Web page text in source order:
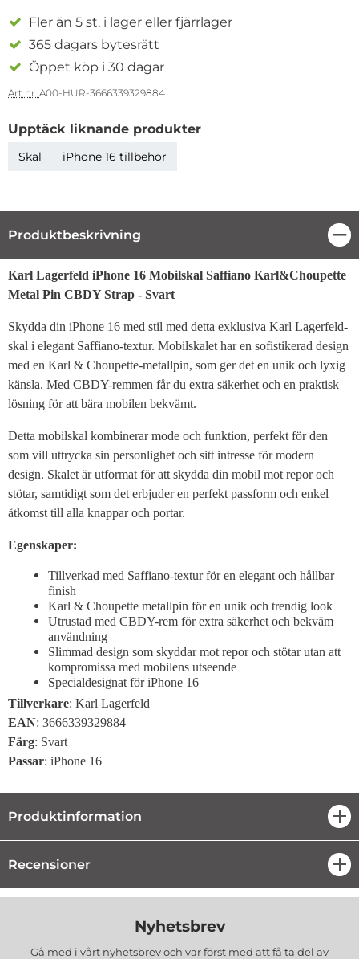
Fler än 5 st. i lager eller fjärrlager
365 dagars bytesrätt
Öppet köp i 30 dagar
Art nr: A00-HUR-3666339329884
Upptäck liknande produkter
Skal iPhone 16 tillbehör
Produktbeskrivning
Produktbeskrivning
Karl Lagerfeld iPhone 16 Mobilskal Saffiano Karl&Choupette
Metal Pin CBDY Strap - Svart
Skydda din iPhone 16 med stil med detta exklusiva Karl Lagerfeld-
skal i elegant Saffiano-textur. Mobilskalet har en sofistikerad design
med en Karl & Choupette-metallpin, som ger det en unik och lyxig
känsla. Med CBDY-remmen får du extra säkerhet och en praktisk
lösning för att bära mobilen bekvämt.
Detta mobilskal kombinerar mode och funktion, perfekt för den
som vill uttrycka sin personlighet och sitt intresse för modern
design. Skalet är utformat för att skydda din mobil mot repor och
stötar, samtidigt som det erbjuder en perfekt passform och enkel
åtkomst till alla knappar och portar.
Egenskaper:
Tillverkad med Saffiano-textur för en elegant och hållbar
finish
Karl & Choupette metallpin för en unik och trendig look
Utrustad med CBDY-rem för extra säkerhet och bekväm
användning
Slimmad design som skyddar mot repor och stötar utan att
kompromissa med mobilens utseende
Specialdesignat för iPhone 16
Tillverkare: Karl Lagerfeld
EAN: 3666339329884
Färg: Svart
Passar: iPhone 16
Produktinformation
Recensioner
Nyhetsbrev
Gå med i vårt nyhetsbrev och var först med att få ta del av